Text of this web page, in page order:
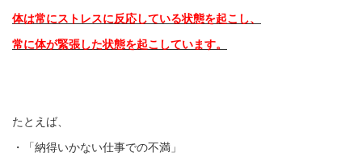
体は常にストレスに反応している状態を起こし、
常に体が緊張した状態を起こしています。
たとえば、
・「納得いかない仕事での不満」